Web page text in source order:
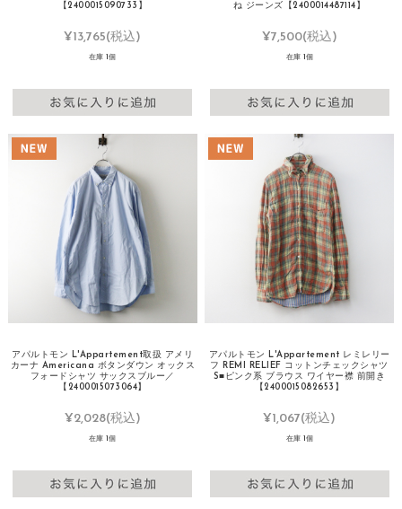
【2400015090733】
¥13,765(税込)
在庫 1個
ね ジーンズ【2400014487114】
¥7,500(税込)
在庫 1個
アパルトモン L'Appartement取扱 アメリ
カーナ Americana ボタンダウン オックス
フォードシャツ サックスブルー／
【2400015073064】
¥2,028(税込)
在庫 1個
アパルトモン L'Appartement レミレリー
フ REMI RELIEF コットンチェックシャツ
S■ピンク系 ブラウス ワイヤー襟 前開き
【2400015082653】
¥1,067(税込)
在庫 1個